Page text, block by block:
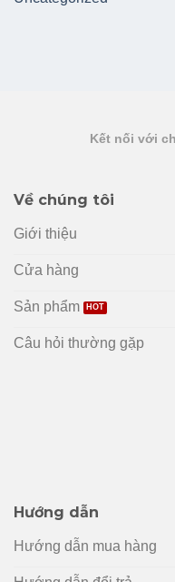
Kết nối với
Về chúng tôi
Giới thiệu
Cửa hàng
Sản phẩm
Câu hỏi thường gặp
Hướng dẫn
Hướng dẫn mua hàng